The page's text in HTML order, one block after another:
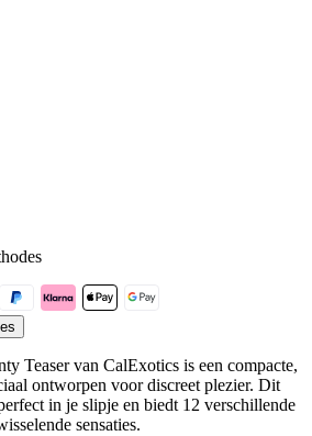
Teaser van CalExotics is een compacte,
ontworpen voor discreet plezier. Dit
in je slipje en biedt 12 verschillende
sensaties.